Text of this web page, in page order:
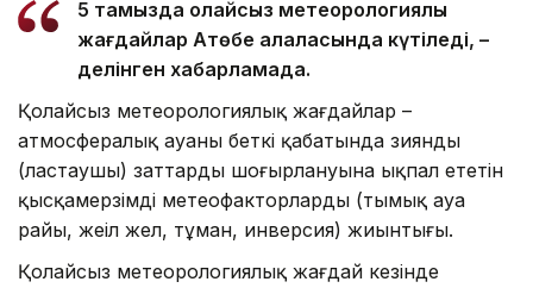
5 тамызда қолайсыз метеорологиялық
жағдайлар Ақтөбе қалаласында күтіледі, –
делінген хабарламада.
Қолайсыз метеорологиялық жағдайлар –
атмосфералық ауаның беткі қабатында зиянды
(ластаушы) заттардың шоғырлануына ықпал ететін
қысқамерзімді метеофакторлардың (тымық ауа
райы, жеңіл жел, тұман, инверсия) жиынтығы.
Қолайсыз метеорологиялық жағдай кезінде